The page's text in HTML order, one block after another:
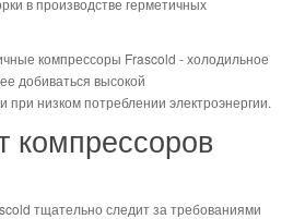
в производстве герметичных
компрессоры Frascold - холодильное
добиваться высокой
при низком потреблении электроэнергии.
компрессоров
тщательно следит за требованиями